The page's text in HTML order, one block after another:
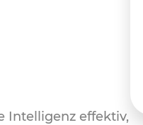
Intelligenz effektiv,